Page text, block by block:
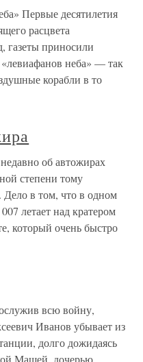
Первые десятилетия
расцвета
газеты приносили
неба» — так
корабли в то
об автожирах
степени тому
в том, что в одном
летает над кратером
который очень быстро
всю войну,
Иванов убывает из
долго дожидаясь
Машей, дочерью